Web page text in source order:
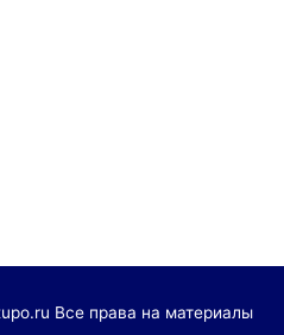
Все права на материалы